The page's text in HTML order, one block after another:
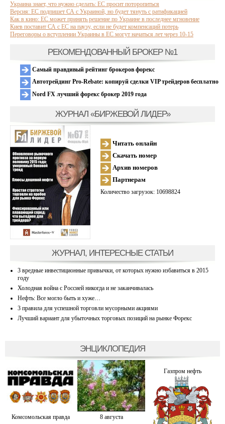
Украина знает, что нужно сделать: ЕС просит поторопиться
Версия: ЕС подпишет СА с Украиной, но будет тянуть с ратификацией
Как в кино: ЕС может принять решение по Украине в последнее мгновение
Киев поставит СА с ЕС на паузу, если не будет компенсаций потерь
Переговоры о вступлении Украины в ЕС могут начаться лет через 10-15
РЕКОМЕНДОВАННЫЙ БРОКЕР №1
Самый правдивый рейтинг брокеров форекс
Автотрейдинг Pro-Rebate: копируй сделки VIP трейдеров бесплатно
Nord FX лучший форекс брокер 2019 года
ЖУРНАЛ «БИРЖЕВОЙ ЛИДЕР»
Читать онлайн
Скачать номер
Архив номеров
Партнерам
Количество загрузок: 10698824
ЖУРНАЛ, ИНТЕРЕСНЫЕ СТАТЬИ
3 вредные инвестиционные привычки, от которых нужно избавиться в 2015
году
Холодная война с Россией никогда и не заканчивалась
Нефть: Все могло быть и хуже…
3 правила для успешной торговли мусорными акциями
Лучший вариант для убыточных торговых позиций на рынке Форекс
ЭНЦИКЛОПЕДИЯ
Комсомольская правда 8 августа
Газпром нефть